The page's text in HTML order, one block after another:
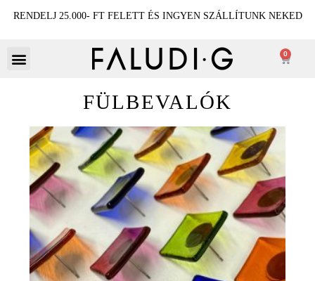
RENDELJ 25.000- FT FELETT ÉS INGYEN SZÁLLÍTUNK NEKED
0
FÜLBEVALÓK